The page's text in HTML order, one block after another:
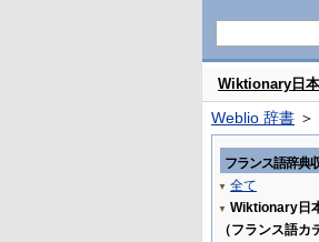
Wiktionary日
Weblio 辞書 ＞
フランス語辞典
▼ 全て
▼ Wiktionary日
（フランス語カ